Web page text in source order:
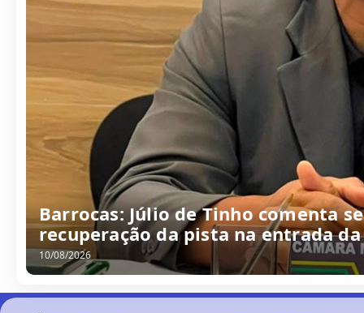
Barrocas: Júlio de Tinho comenta
recuperação da pista na entrada
10/08/2026